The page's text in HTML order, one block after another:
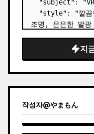
"subject": "VR
"style": "깔끔
조명, 은은한 발
",
  "header": {
name\"
지
작성자@やまもん
다